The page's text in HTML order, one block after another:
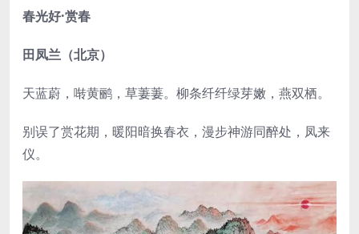
春光好·赏春
田凤兰（北京）
天蓝蔚，啭黄鹂，草萋萋。柳条纤纤绿芽嫩，燕双栖。
别误了赏花期，暖阳暗换春衣，漫步神游同醉处，凤来
仪。